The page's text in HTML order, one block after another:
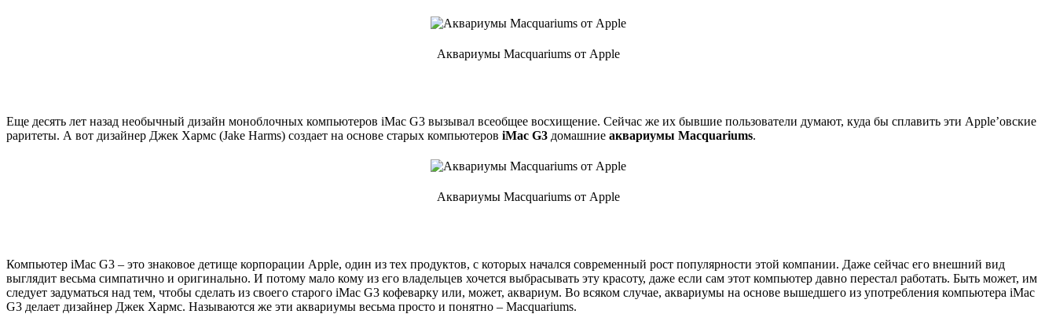
Аквариумы Macquariums от Apple
Еще десять лет назад необычный дизайн моноблочных компьютеров iMac G3 вызывал всеобщее восхищение. Сейчас же их бывшие пользователи думают, куда бы сплавить эти Apple’овские
раритеты. А вот дизайнер Джек Хармс (Jake Harms) создает на основе старых компьютеров iMac G3 домашние аквариумы Macquariums.
Аквариумы Macquariums от Apple
Компьютер iMac G3 – это знаковое детище корпорации Apple, один из тех продуктов, с которых начался современный рост популярности этой компании. Даже сейчас его внешний вид
выглядит весьма симпатично и оригинально. И потому мало кому из его владельцев хочется выбрасывать эту красоту, даже если сам этот компьютер давно перестал работать. Быть может, им
следует задуматься над тем, чтобы сделать из своего старого iMac G3 кофеварку или, может, аквариум. Во всяком случае, аквариумы на основе вышедшего из употребления компьютера iMac
G3 делает дизайнер Джек Хармс. Называются же эти аквариумы весьма просто и понятно – Macquariums.